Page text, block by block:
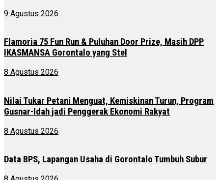
9 Agustus 2026
Flamoria 75 Fun Run & Puluhan Door Prize, Masih DPP
IKASMANSA Gorontalo yang Stel
8 Agustus 2026
Nilai Tukar Petani Menguat, Kemiskinan Turun, Program
Gusnar-Idah jadi Penggerak Ekonomi Rakyat
8 Agustus 2026
Data BPS, Lapangan Usaha di Gorontalo Tumbuh Subur